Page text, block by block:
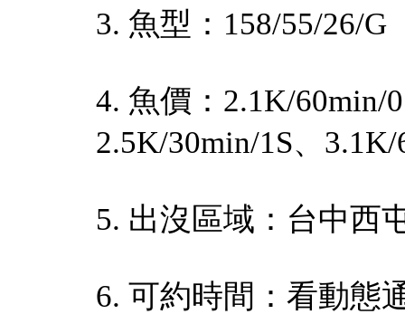
3. 魚型：158/55/26/G
4. 魚價：2.1K/60min/
2.5K/30min/1S、3.1K/
5. 出沒區域：台中西
6. 可約時間：看動態